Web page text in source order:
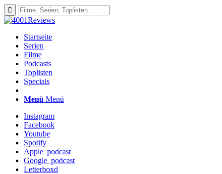
Startseite
Serien
Filme
Podcasts
Toplisten
Specials
Menü Menü
Instagram
Facebook
Youtube
Spotify
Apple_podcast
Google_podcast
Letterboxd